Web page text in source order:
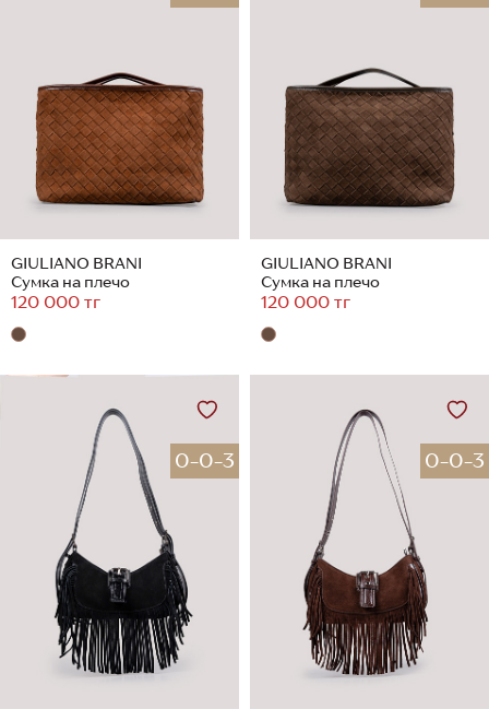
GIULIANO BRANI
Сумка на плечо
120 000 тг
GIULIANO BRANI
Сумка на плечо
120 000 тг
0-0-3 0-0-3